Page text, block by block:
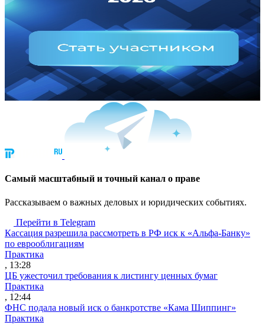
Cамый масштабный и точный канал о праве
Рассказываем о важных деловых и юридических событиях.
Перейти в Telegram
Кассация разрешила рассмотреть в РФ иск к «Альфа-Банку»
по еврооблигациям
Практика
, 13:28
ЦБ ужесточил требования к листингу ценных бумаг
Практика
, 12:44
ФНС подала новый иск о банкротстве «Кама Шиппинг»
Практика